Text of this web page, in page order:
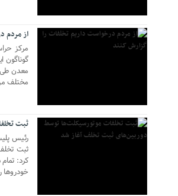
از مردم
مرکز
گوناگون
معدن طی
مختلف
ثبت
رئیس
ثبت
کرد:
خودروها